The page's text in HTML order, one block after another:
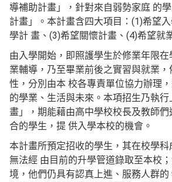
導補助計畫」，針對來自弱勢家庭 的
計畫」。本計畫含四大項目：(1)希望
學計 畫、(3)希望關懷計畫、(4)希望就
由入學開始，即照護學生於修業年限
業輔導，乃至畢業前後之實習與就業
性，分別由本 校各專責單位協力辦理
的學業、生活與未來。本項招生乃執
畫」，期能藉由高中學校校長及教師
合的學生，提 供入學本校的機會。
本計畫所預定招收的學生，其在校學科
無法經 由目前的升學管道錄取至本校
境，他們仍具有認真上進、服務人群